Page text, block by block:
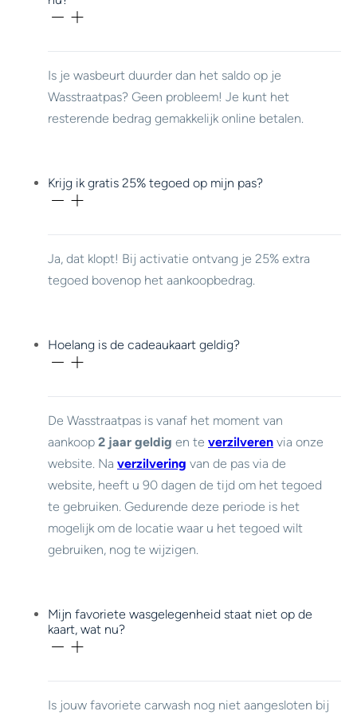
Is je wasbeurt duurder dan het saldo op je
Wasstraatpas? Geen probleem! Je kunt het
resterende bedrag gemakkelijk online betalen.
Krijg ik gratis 25% tegoed op mijn pas?
Ja, dat klopt! Bij activatie ontvang je 25% extra
tegoed bovenop het aankoopbedrag.
Hoelang is de cadeaukaart geldig?
De Wasstraatpas is vanaf het moment van
aankoop 2 jaar geldig en te verzilveren via onze
website. Na verzilvering van de pas via de
website, heeft u 90 dagen de tijd om het tegoed
te gebruiken. Gedurende deze periode is het
mogelijk om de locatie waar u het tegoed wilt
gebruiken, nog te wijzigen.
Mijn favoriete wasgelegenheid staat niet op de
kaart, wat nu?
Is jouw favoriete carwash nog niet aangesloten bij